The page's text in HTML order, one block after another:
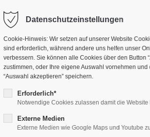
UNTERNEHMEN
Datenschutzeinstellungen
Cookie-Hinweis: Wir setzen auf unserer Website
sind erforderlich, während andere uns helfen unser
verbessern. Sie können alle Cookies über den Button
zustimmen, oder Ihre eigene Auswahl vornehmen und
“Auswahl akzeptieren” speichern.
Erforderlich*
Notwendige Cookies zulassen damit die
Externe Medien
Externe Medien wie Google Maps und Youtube